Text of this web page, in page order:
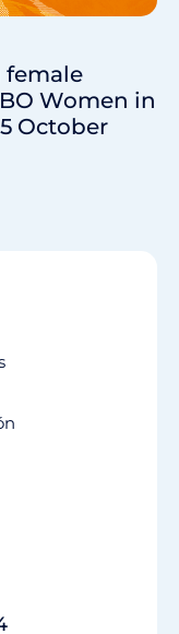
Women in
October